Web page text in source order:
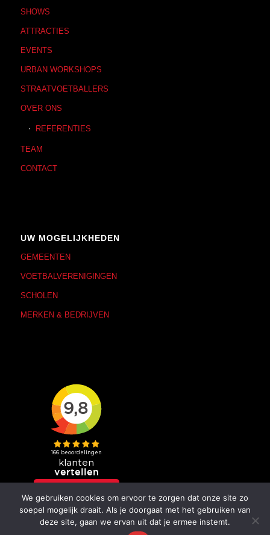
SHOWS
ATTRACTIES
EVENTS
URBAN WORKSHOPS
STRAATVOETBALLERS
OVER ONS
REFERENTIES
TEAM
CONTACT
UW MOGELIJKHEDEN
GEMEENTEN
VOETBALVERENIGINGEN
SCHOLEN
MERKEN & BEDRIJVEN
We gebruiken cookies om ervoor te zorgen dat onze site zo
soepel mogelijk draait. Als je doorgaat met het gebruiken van
deze site, gaan we ervan uit dat je ermee instemt.